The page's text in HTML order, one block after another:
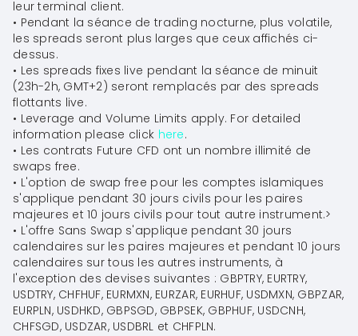
leur terminal client.
• Pendant la séance de trading nocturne, plus volatile,
les spreads seront plus larges que ceux affichés ci-
dessus.
• Les spreads fixes live pendant la séance de minuit
(23h-2h, GMT+2) seront remplacés par des spreads
flottants live.
• Leverage and Volume Limits apply. For detailed
information please click here.
• Les contrats Future CFD ont un nombre illimité de
swaps free.
• L'option de swap free pour les comptes islamiques
s'applique pendant 30 jours civils pour les paires
majeures et 10 jours civils pour tout autre instrument.>
• L'offre Sans Swap s'applique pendant 30 jours
calendaires sur les paires majeures et pendant 10 jours
calendaires sur tous les autres instruments, à
l'exception des devises suivantes : GBPTRY, EURTRY,
USDTRY, CHFHUF, EURMXN, EURZAR, EURHUF, USDMXN, GBPZAR,
EURPLN, USDHKD, GBPSGD, GBPSEK, GBPHUF, USDCNH,
CHFSGD, USDZAR, USDBRL et CHFPLN.